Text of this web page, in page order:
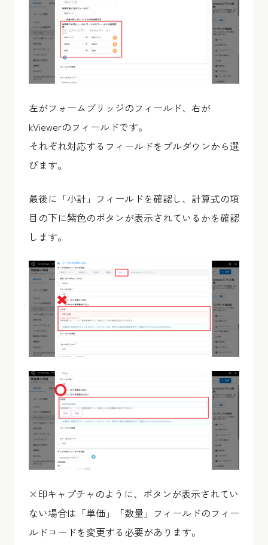
左がフォームブリッジのフィールド、右が
kViewerのフィールドです。
それぞれ対応するフィールドをプルダウンから選
びます。
最後に「小計」フィールドを確認し、計算式の項
目の下に紫色のボタンが表示されているかを確認
します。
×印キャプチャのように、ボタンが表示されてい
ない場合は「単価」「数量」フィールドのフィー
ルドコードを変更する必要があります。